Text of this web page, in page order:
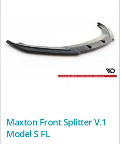
Maxton Front Splitter V.1
Model S FL